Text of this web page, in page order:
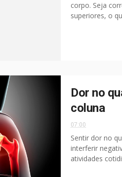
corpo. Seja
superiores, o
Dor no
coluna
07:00
Sentir dor no
interferir
atividades